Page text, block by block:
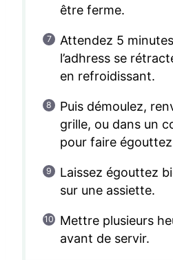
être ferme.
Attendez 5
l’adhress se
en refroidissant.
Puis démoulez,
grille, ou dans un
pour faire égouttez
Laissez égouttez
sur une assiette.
Mettre plusieurs
avant de servir.